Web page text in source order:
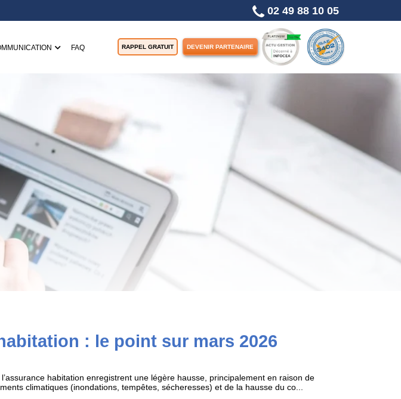
02 49 88 10 05
FAQ RAPPEL GRATUIT DEVENIR PARTENAIRE
: le point sur mars 2026
habitation enregistrent une légère hausse, principalement en raison de
climatiques (inondations, tempêtes, sécheresses) et de la hausse du co...